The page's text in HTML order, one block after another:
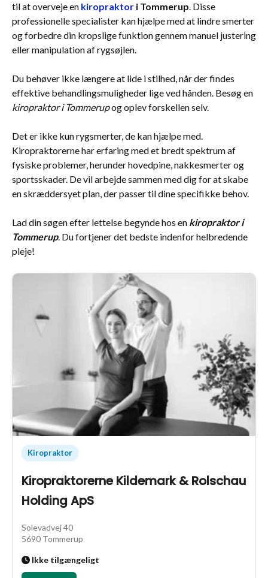
til at overveje en kiropraktor i Tommerup. Disse
professionelle specialister kan hjælpe med at lindre smerter
og forbedre din kropslige funktion gennem manuel justering
eller manipulation af rygsøjlen.
Du behøver ikke længere at lide i stilhed, når der findes
effektive behandlingsmuligheder lige ved hånden. Besøg en
kiropraktor i Tommerupog oplev forskellen selv.
Det er ikke kun rygsmerter, de kan hjælpe med.
Kiropraktorerne har erfaring med et bredt spektrum af
fysiske problemer, herunder hovedpine, nakkesmerter og
sportsskader. De vil arbejde sammen med dig for at skabe
en skræddersyet plan, der passer til dine specifikke behov.
Lad din søgen efter lettelse begynde hos en kiropraktor i
Tommerup. Du fortjener det bedste indenfor helbredende
pleje!
Kiropraktor
Kiropraktorerne Kildemark & Rolschau
Holding ApS
Solevadvej 40
5690 Tommerup
Ikke tilgængeligt